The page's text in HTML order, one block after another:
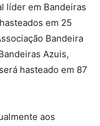
líder em Bandeiras
em 25
Bandeira
Azuis,
hasteado em 87
aos